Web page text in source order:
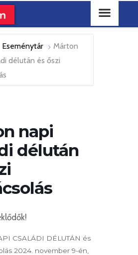
Eseménytár
Márton
délután és őszi
napi
délután
CSALÁDI DÉLUTÁN és
2024. november 9-én,